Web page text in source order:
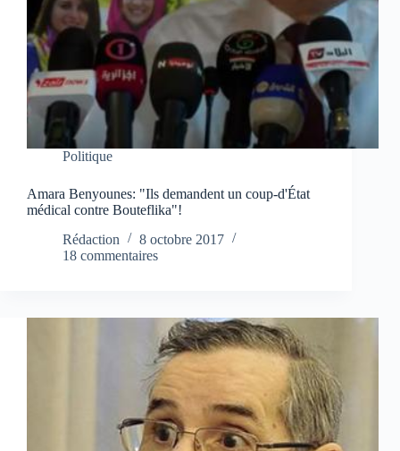
Politique
Amara Benyounes: "Ils demandent un coup-d'État
médical contre Bouteflika"!
Rédaction
8 octobre 2017
18 commentaires